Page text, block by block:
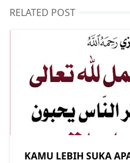
RELATED POST
KAMU LEBIH SUKA